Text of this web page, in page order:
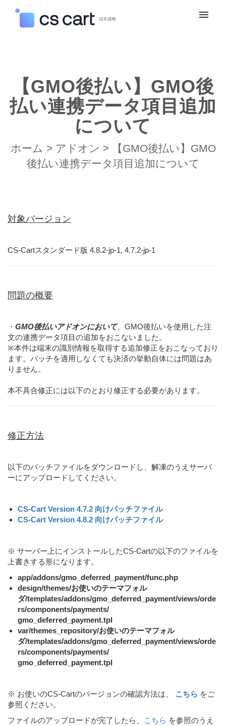
ログイン
【GMO後払い】GMO後
払い連携データ項目追加
について
ホーム > アドオン >
【GMO後払い】GMO
後払い連携データ項目追加について
対象バージョン
CS-Cartスタンダード版 4.8.2-jp-1, 4.7.2-jp-1
問題の概要
・ GMO後払いアドオンにおいて、GMO後払いを使用した注
文の連携データ項目の追加をおこないました。
※本件は端末の識別情報を取得する追加修正をおこなっており
ます。パッチを適用しなくても決済の挙動自体には問題はあ
りません。
本不具合修正には以下のとおり修正する必要があります。
修正方法
以下のパッチファイルをダウンロードし、解凍のうえサーバ
ーにアップロードしてください。
CS-Cart Version 4.7.2 向けパッチファイル
CS-Cart Version 4.8.2 向けパッチファイル
※ サーバー上にインストールしたCS-Cartの以下のファイルを
上書きする形になります。
app/addons/gmo_deferred_payment/func.php
design/themes/お使いのテーマフォル
ダ/templates/addons/gmo_deferred_payment/views/orde
rs/components/payments/
gmo_deferred_payment.tpl
var/themes_repository/お使いのテーマフォル
ダ/templates/addons/gmo_deferred_payment/views/orde
rs/components/payments/
gmo_deferred_payment.tpl
※ お使いのCS-Cartのバージョンの確認方法は、 こちら をご
参照ください。
ファイルのアップロードが完了したら、
こちら を参照のうえ